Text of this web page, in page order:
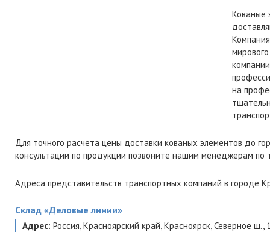
Кованые
на
Для точного расчета цены доставки кованых элементов до
консультации по продукции позвоните нашим менеджерам
Адреса представительств транспортных компаний в городе
Склад «Деловые линии»
Адрес: Россия,Красноярский край,Красноярск,Северное ш.,